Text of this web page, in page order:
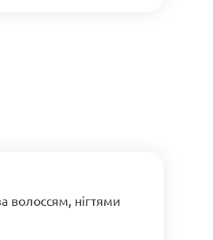
волоссям, нігтями